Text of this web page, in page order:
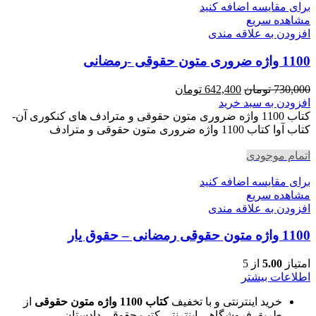
برای مقایسه اضافه کنید
مشاهده سریع
افزودن به علاقه مندی
1100 واژه ضروری متون حقوقی -رمضانی
730,000 تومان قیمت
اصلی
730,000 تومان
بود.
642,400 تومان
642,400 تومان
است.
افزودن به سبد خرید
کتاب 1100 واژه ضروری متون حقوقی و مترادف های کنکوری آن-
کتاب آوا کتاب 1100 واژه ضروری متون حقوقی و مترادف
اتمام موجودی
برای مقایسه اضافه کنید
مشاهده سریع
افزودن به علاقه مندی
1100 واژه متون حقوقی رمضانی – حقوق یار
امتیاز 5.00 از 5
اطلاعات بیشتر
خرید اینترنتی و با تخفیفکتاب 1100 واژه متون حقوقی
از